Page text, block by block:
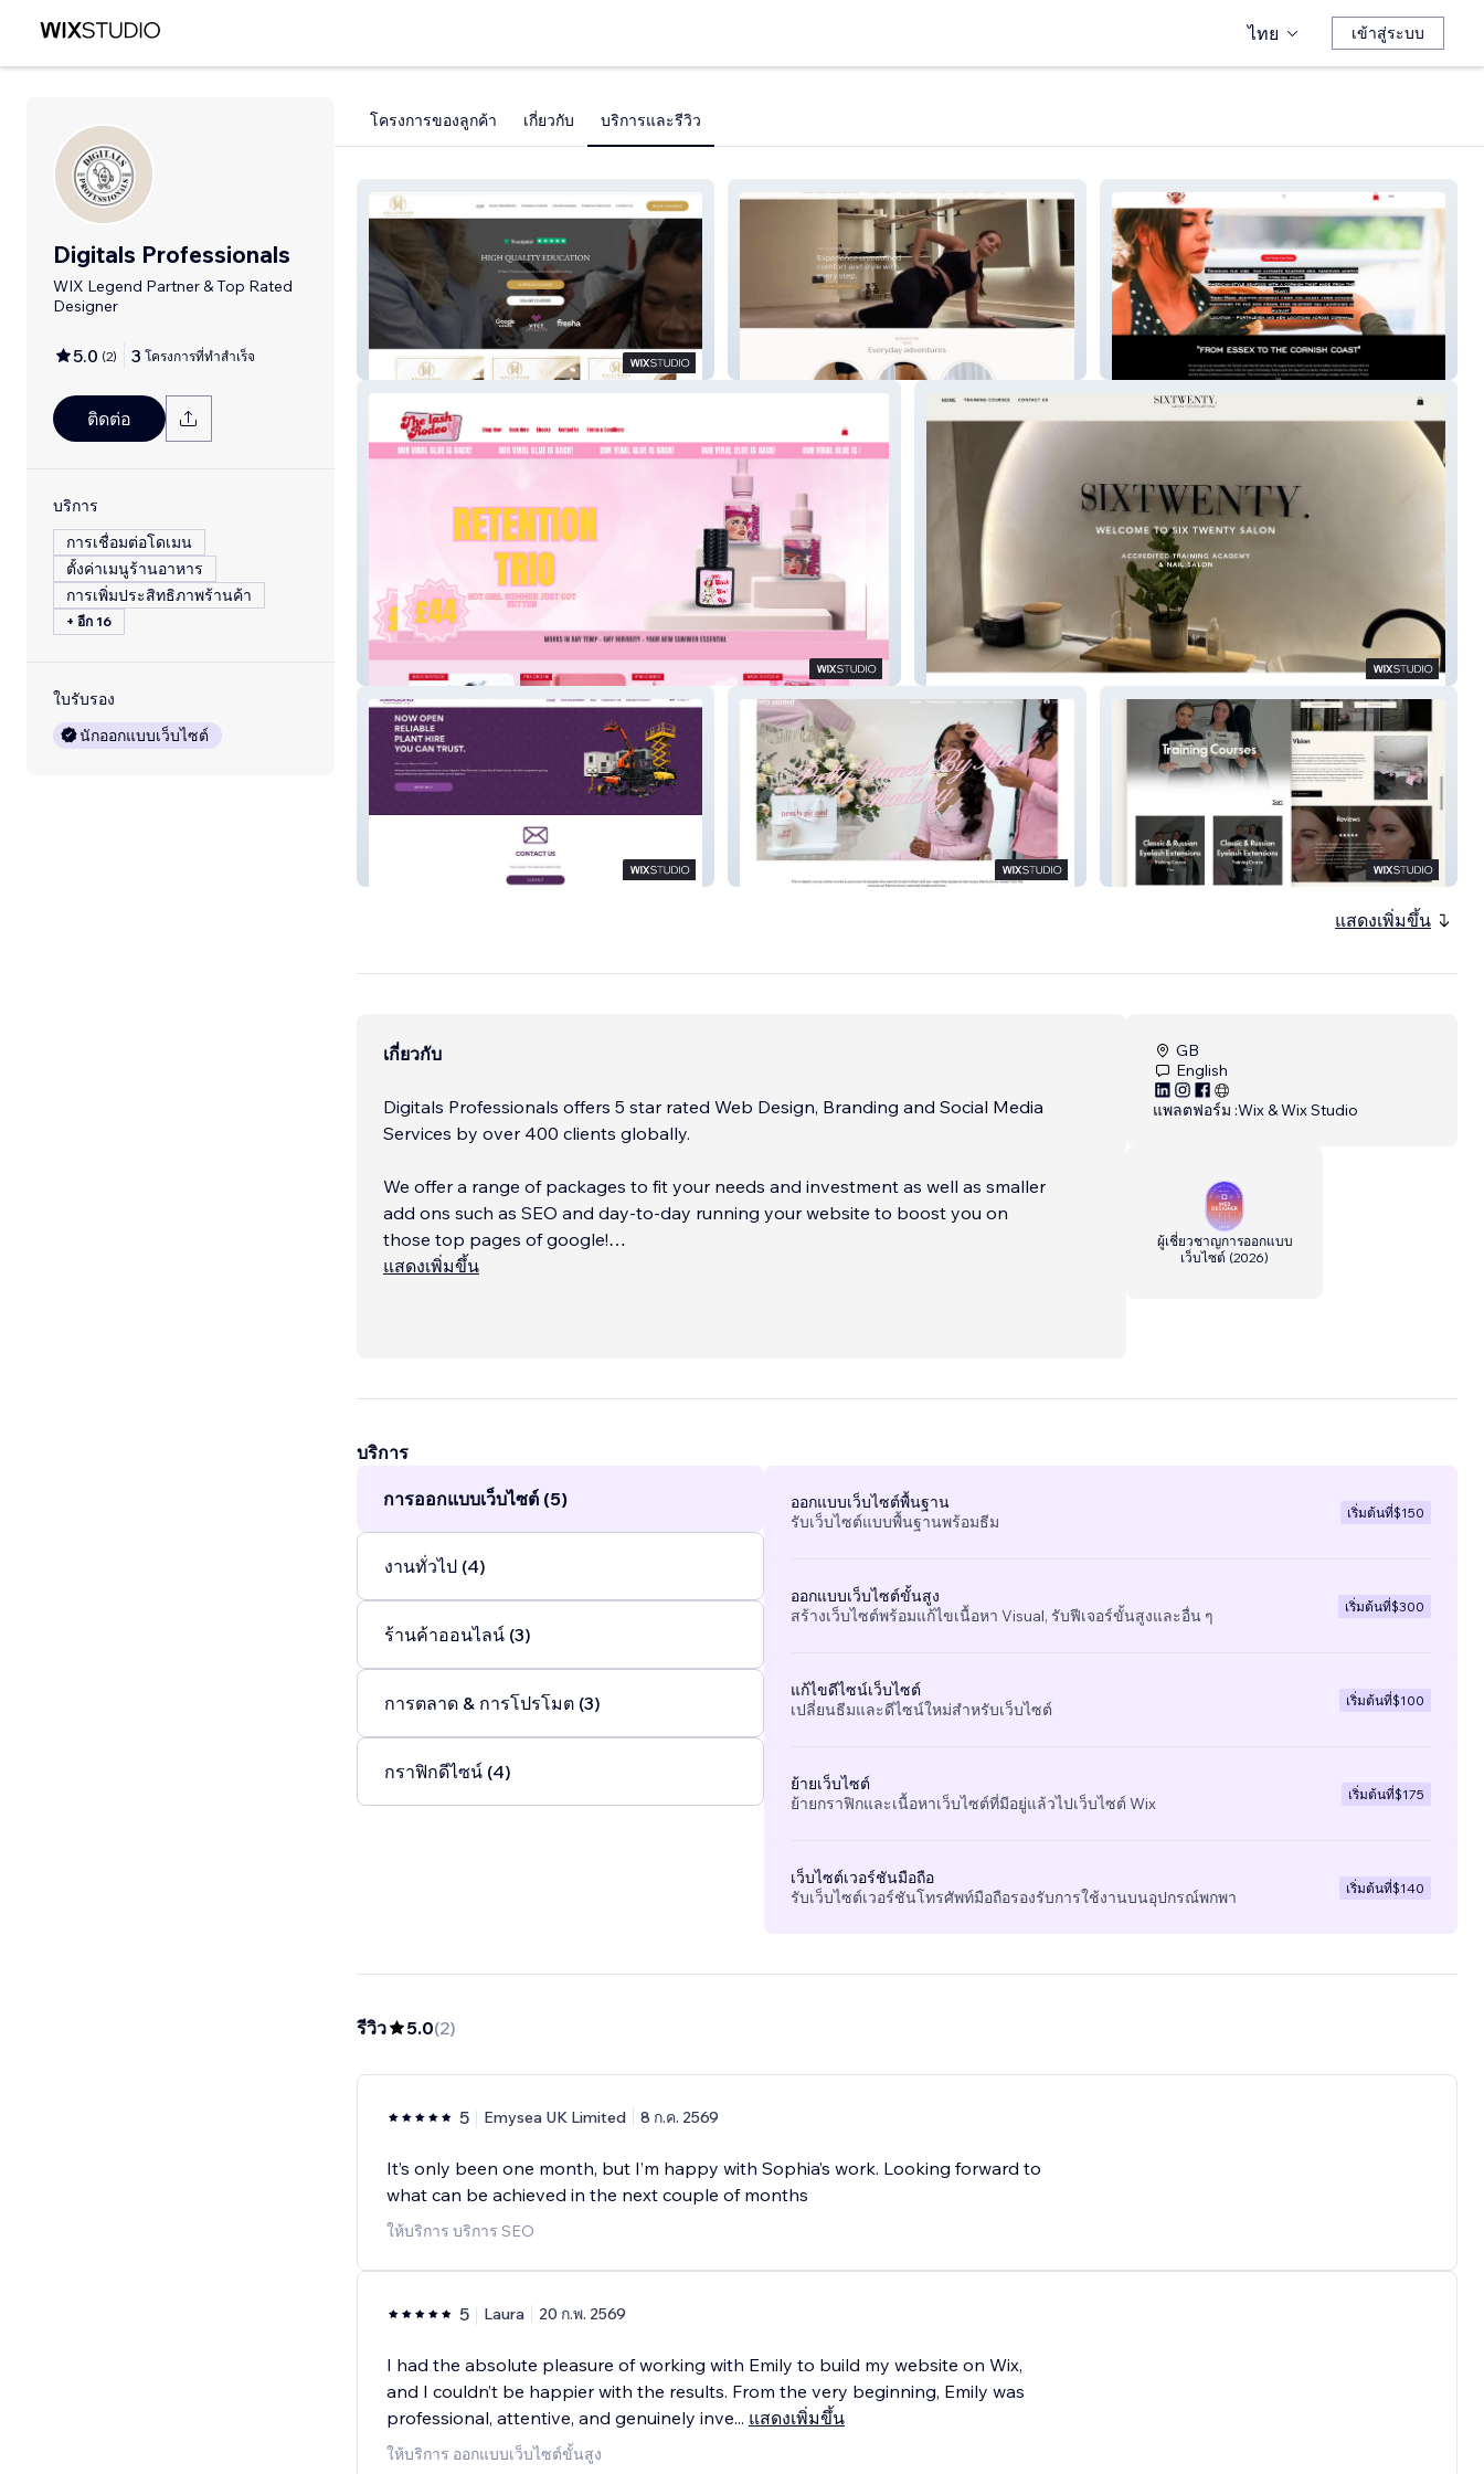
ไทย เข้าสู่ระบบ
Digitals Professionals
WIX Legend Partner & Top Rated
Designer
5.0 (2) 3 โครงการที่ทำสำเร็จ
ติดต่อ
บริการ
การเชื่อมต่อโดเมน
ตั้งค่าเมนูร้านอาหาร
การเพิ่มประสิทธิภาพร้านค้า
+ อีก 16
ใบรับรอง
นักออกแบบเว็บไซต์
โครงการของลูกค้า เกี่ยวกับ บริการและรีวิว
Hollywood Training Academy Grip And Flow The Prawn Star
The Lash Rodeo Six Twenty
Mason's Platforms LTD Tweak Facial Enhance
แสดงเพิ่มขึ้น
เกี่ยวกับ
Digitals Professionals offers 5 star rated Web Design, Branding and Social Media
Services by over 400 clients globally.
We offer a range of packages to fit your needs and investment as well as smaller
add ons such as SEO and day-to-day running your website to boost you on
those top pages of google!
แสดงเพิ่มขึ้น
GB
English
แพลตฟอร์ม :Wix & Wix Studio
ผู้เชี่ยวชาญการออกแบบ
เว็บไซต์ (2026)
บริการ
การออกแบบเว็บไซต์ (5)
งานทั่วไป (4)
ร้านค้าออนไลน์ (3)
การตลาด & การโปรโมต (3)
กราฟิกดีไซน์ (4)
ออกแบบเว็บไซต์พื้นฐาน
รับเว็บไซต์แบบพื้นฐานพร้อมธีม
เริ่มต้นที่$150
ออกแบบเว็บไซต์ขั้นสูง
สร้างเว็บไซต์พร้อมแก้ไขเนื้อหา Visual, รับฟีเจอร์ขั้นสูงและอื่น ๆ
เริ่มต้นที่$300
แก้ไขดีไซน์เว็บไซต์
เปลี่ยนธีมและดีไซน์ใหม่สำหรับเว็บไซต์
เริ่มต้นที่$100
ย้ายเว็บไซต์
ย้ายกราฟิกและเนื้อหาเว็บไซต์ที่มีอยู่แล้วไปเว็บไซต์ Wix
เริ่มต้นที่$175
เว็บไซต์เวอร์ชันมือถือ
รับเว็บไซต์เวอร์ชันโทรศัพท์มือถือรองรับการใช้งานบนอุปกรณ์พกพา
เริ่มต้นที่$140
รีวิว 5.0(2)
5 Emysea UK Limited 8 ก.ค. 2569
It’s only been one month, but I’m happy with Sophia’s work. Looking forward to
what can be achieved in the next couple of months
ให้บริการ บริการ SEO
5 Laura 20 ก.พ. 2569
I had the absolute pleasure of working with Emily to build my website on Wix,
and I couldn’t be happier with the results. From the very beginning, Emily was
professional, attentive, and genuinely inve... แสดงเพิ่มขึ้น
ให้บริการ ออกแบบเว็บไซต์ขั้นสูง